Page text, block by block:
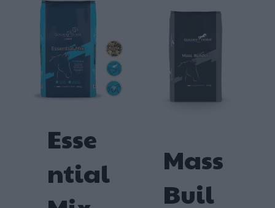
Esse
ntial
Mass
Buil